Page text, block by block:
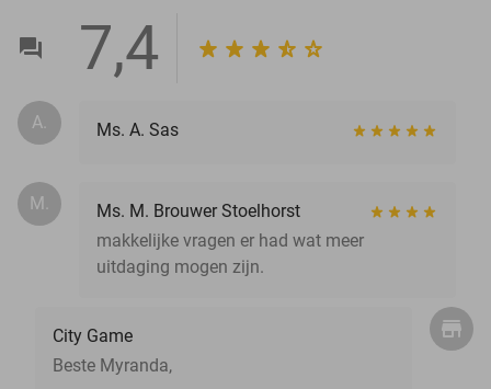
7,4
A. Ms. A. Sas
M.
Ms. M. Brouwer Stoelhorst
makkelijke vragen er had wat meer
uitdaging mogen zijn.
City Game
Beste Myranda,